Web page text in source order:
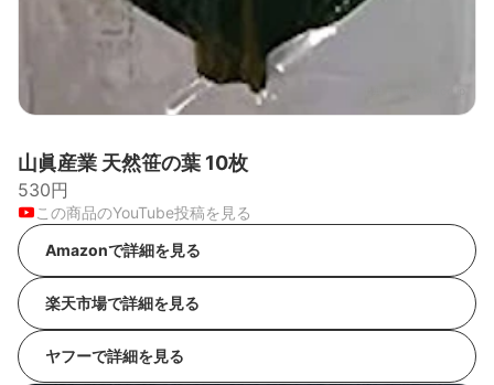
山眞産業 天然笹の葉 10枚
530円
この商品のYouTube投稿を見る
Amazonで詳細を見る
楽天市場で詳細を見る
ヤフーで詳細を見る